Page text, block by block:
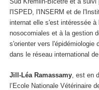
l'ISPED, l'INSERM et de
internat elle s'est intéressée
nosocomiales et à la gestion
s'orienter vers l'épidémiologie
dans le réseau international
Jill-Léa Ramassamy , est en
l’Ecole Nationale Vétérinaire